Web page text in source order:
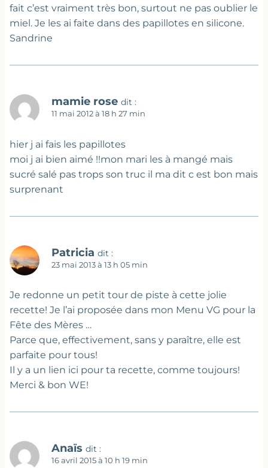
fait c’est vraiment très bon, surtout ne pas oublier le
miel. Je les ai faite dans des papillotes en silicone.
Sandrine
mamie rose dit :
11 mai 2012 à 18 h 27 min
hier j ai fais les papillotes
moi j ai bien aimé !!mon mari les à mangé mais
sucré salé pas trops son truc il ma dit c est bon mais
surprenant
Patricia dit :
23 mai 2013 à 13 h 05 min
Je redonne un petit tour de piste à cette jolie
recette! Je l’ai proposée dans mon Menu VG pour la
Fête des Mères …
Parce que, effectivement, sans y paraître, elle est
parfaite pour tous!
Il y a un lien ici pour ta recette, comme toujours!
Merci & bon WE!
Anaïs dit :
16 avril 2015 à 10 h 19 min